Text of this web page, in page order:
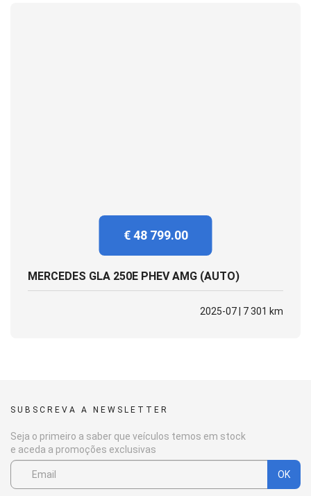
€ 48 799.00
MERCEDES GLA 250E PHEV AMG (AUTO)
2025-07 | 7 301 km
SUBSCREVA A NEWSLETTER
Seja o primeiro a saber que veículos temos em stock
e aceda a promoções exclusivas
OK